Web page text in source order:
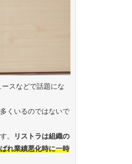
スなどで話題にな
くいるのではないで
。
リストラは組織の
れ業績悪化時に一時